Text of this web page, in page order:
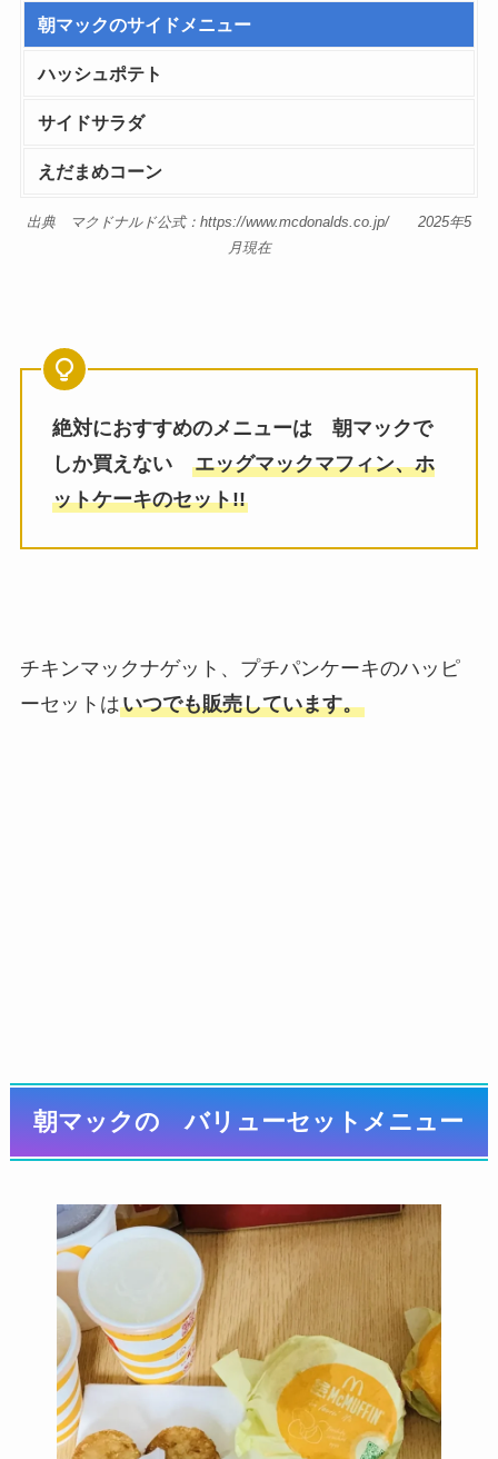
朝マックのサイドメニュー
ハッシュポテト
サイドサラダ
えだまめコーン
出典 マクドナルド公式：https://www.mcdonalds.co.jp/ 2025年5
月現在
絶対におすすめのメニューは 朝マックで
しか買えない エッグマックマフィン、ホ
ットケーキのセット!!
チキンマックナゲット、プチパンケーキのハッピ
ーセットはいつでも販売しています。
朝マックの バリューセットメニュー